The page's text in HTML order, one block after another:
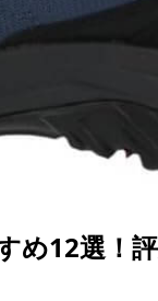
12選！